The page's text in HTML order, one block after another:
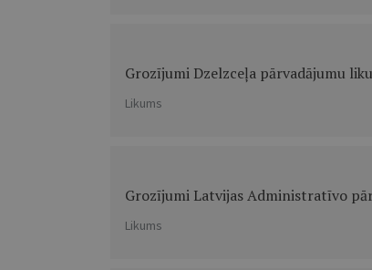
Grozījumi Dzelzceļa pārvadājumu
Likums
Grozījumi Latvijas Administratīvo
Likums